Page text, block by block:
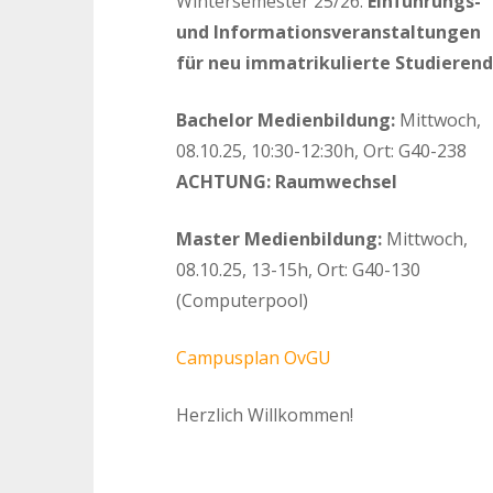
und Informationsveranstaltungen
für neu immatrikulierte
Bachelor Medienbildung: Mittwoch,
08.10.25, 10:30-12:30h, Ort: G40-238
ACHTUNG: Raumwechsel
Master Medienbildung: Mittwoch,
08.10.25, 13-15h, Ort: G40-130
(Computerpool)
Campusplan OvGU
Herzlich Willkommen!